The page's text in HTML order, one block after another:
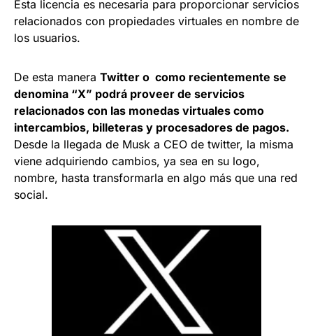
Esta licencia es necesaria para proporcionar servicios
relacionados con propiedades virtuales en nombre de
los usuarios.
De esta manera Twitter o como recientemente se
denomina “X” podrá proveer de servicios
relacionados con las monedas virtuales como
intercambios, billeteras y procesadores de pagos.
Desde la llegada de Musk a CEO de twitter, la misma
viene adquiriendo cambios, ya sea en su logo,
nombre, hasta transformarla en algo más que una red
social.